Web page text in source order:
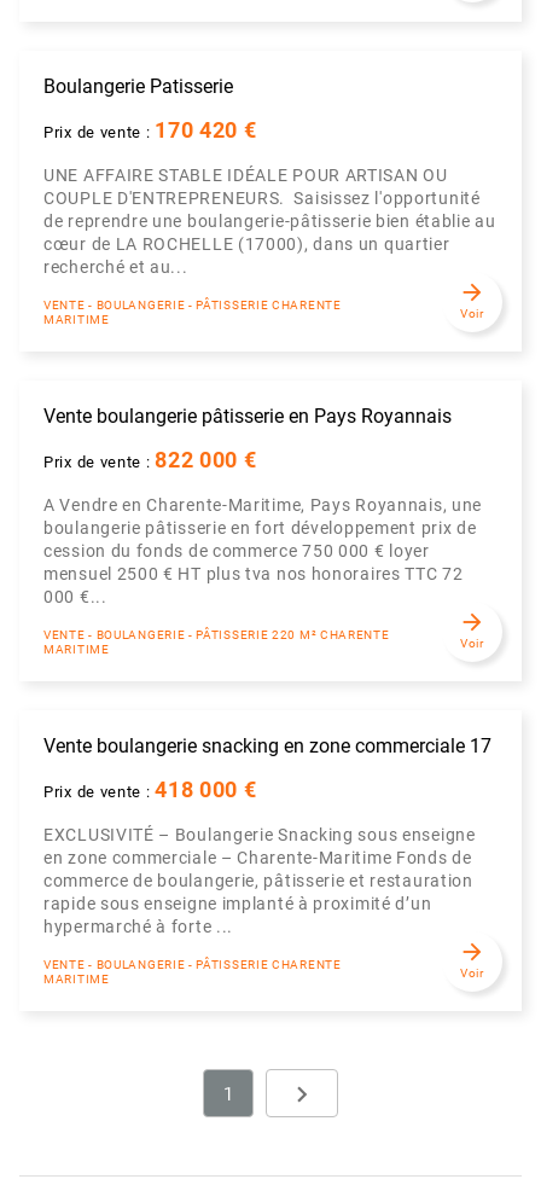
Boulangerie Patisserie
Prix de vente : 170 420 €
UNE AFFAIRE STABLE IDÉALE POUR ARTISAN OU
COUPLE D'ENTREPRENEURS. Saisissez l'opportunité
de reprendre une boulangerie-pâtisserie bien établie au
cœur de LA ROCHELLE (17000), dans un quartier
recherché et au...
VENTE - BOULANGERIE - PÂTISSERIE CHARENTE
MARITIME
arrow_forward
Voir
Vente boulangerie pâtisserie en Pays Royannais
Prix de vente :822 000 €
A Vendre en Charente-Maritime, Pays Royannais, une
boulangerie pâtisserie en fort développement prix de
cession du fonds de commerce 750 000 € loyer
mensuel 2500 € HT plus tva nos honoraires TTC 72
000 €...
VENTE - BOULANGERIE - PÂTISSERIE 220 M² CHARENTE
MARITIME
arrow_forward
Voir
Vente boulangerie snacking en zone commerciale 17
Prix de vente :418 000 €
EXCLUSIVITÉ – Boulangerie Snacking sous enseigne
en zone commerciale – Charente-Maritime Fonds de
commerce de boulangerie, pâtisserie et restauration
rapide sous enseigne implanté à proximité d’un
hypermarché à forte ...
VENTE - BOULANGERIE - PÂTISSERIE CHARENTE
MARITIME
arrow_forward
Voir
1 navigate_next